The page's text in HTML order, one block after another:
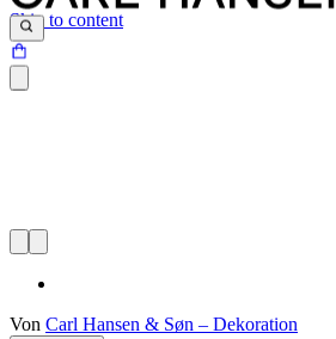
Skip to content
Von Carl Hansen & Søn – Dekoration